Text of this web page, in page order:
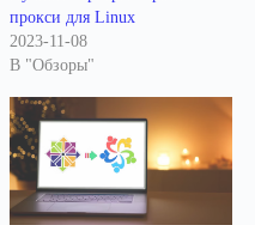
прокси для Linux
2023-11-08
В "Обзоры"